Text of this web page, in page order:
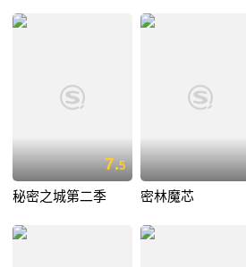
7.5
秘密之城第二季 密林魔芯